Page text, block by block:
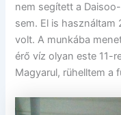
nem segített a
sem. El is
volt. A munkába
érő víz olyan este 11-
Magyarul, rühelltem a